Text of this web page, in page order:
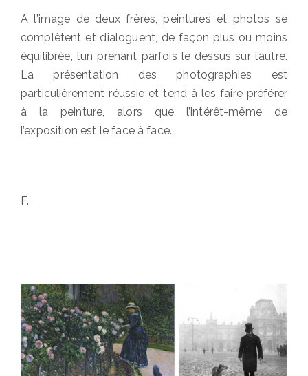
A l’image de deux frères, peintures et photos se
complètent et dialoguent, de façon plus ou moins
équilibrée, l’un prenant parfois le dessus sur l’autre.
La présentation des photographies est
particulièrement réussie et tend à les faire préférer
à la peinture, alors que l’intérêt-même de
l’exposition est le face à face.
F.